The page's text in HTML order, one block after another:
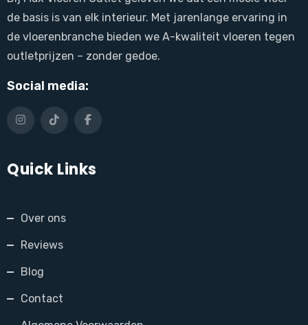
de basis is van elk interieur. Met jarenlange ervaring in
de vloerenbranche bieden we A-kwaliteit vloeren tegen
outletprijzen – zonder gedoe.
Social media:
Quick Links
Over ons
Reviews
Blog
Contact